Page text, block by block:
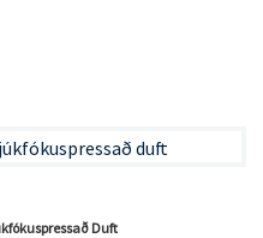
Duft